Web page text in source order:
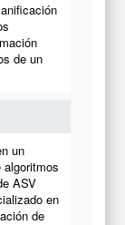
de un
un
algoritmos
ASV
en
de